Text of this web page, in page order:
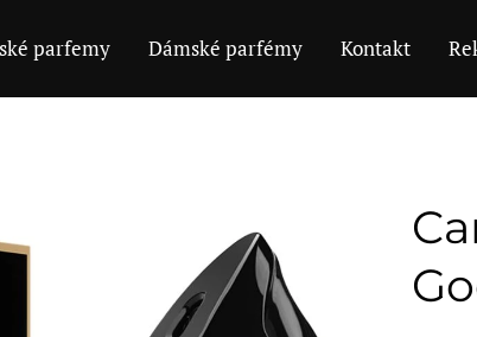
parfemy Dámské parfémy Kontakt